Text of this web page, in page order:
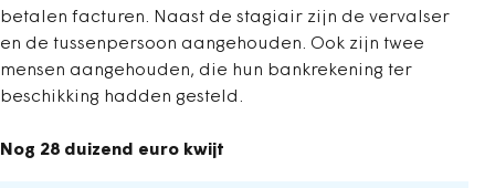
betalen facturen. Naast de stagiair zijn de vervalser
en de tussenpersoon aangehouden. Ook zijn twee
mensen aangehouden, die hun bankrekening ter
beschikking hadden gesteld.
Nog 28 duizend euro kwijt